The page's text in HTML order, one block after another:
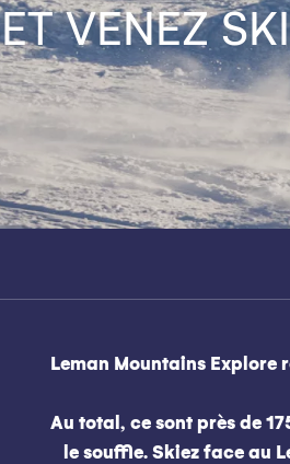
ET VENEZ
Leman Mountains Explore
Au total, ce sont près de
le souffle. Skiez face au